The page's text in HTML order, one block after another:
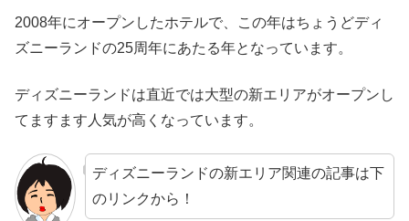
2008年にオープンしたホテルで、この年はちょうどディ
ズニーランドの25周年にあたる年となっています。
ディズニーランドは直近では大型の新エリアがオープンし
てますます人気が高くなっています。
ディズニーランドの新エリア関連の記事は下
のリンクから！